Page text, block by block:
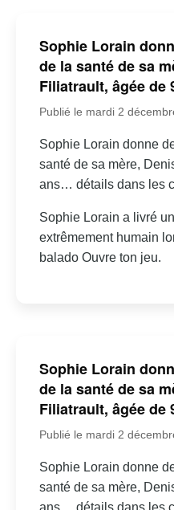
Sophie Lorain
de la santé de sa
Filiatrault, âgée de
Publié le mardi 2
Sophie Lorain donne
santé de sa mère,
ans… détails dans les
Sophie Lorain a livré
extrêmement humain
balado Ouvre ton jeu.
Sophie Lorain
de la santé de sa
Filiatrault, âgée de
Publié le mardi 2
Sophie Lorain donne
santé de sa mère,
ans… détails dans les